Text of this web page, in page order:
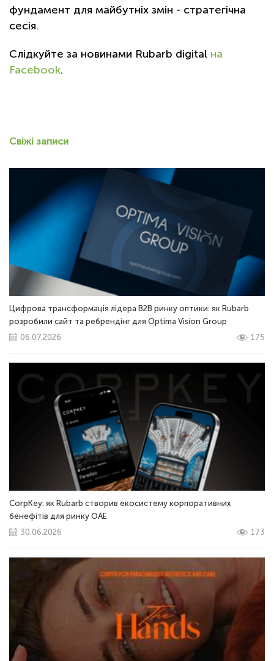
фундамент для майбутніх змін - стратегічна
сесія.
Слідкуйте за новинами Rubarb digital на
Facebook.
Свіжі записи
Цифрова трансформація лідера B2B ринку оптики: як Rubarb
розробили сайт та ребрендінг для Optima Vision Group
06.07.2026
175
CorpKey: як Rubarb створив екосистему корпоративних
бенефітів для ринку ОАЕ
30.06.2026
173